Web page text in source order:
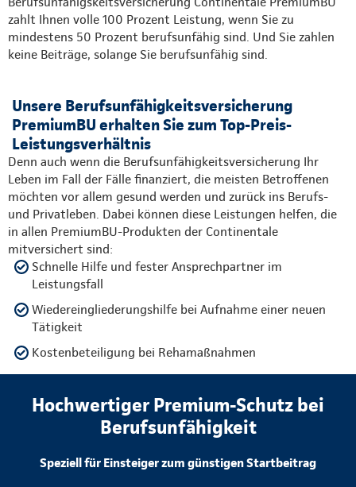
zahlt Ihnen volle 100 Prozent Leistung, wenn Sie zu
mindestens 50 Prozent berufsunfähig sind. Und Sie zahlen
keine Beiträge, solange Sie berufsunfähig sind.
Unsere Berufsunfähigkeitsversicherung
PremiumBU erhalten Sie zum Top-Preis-
Leistungsverhältnis
Denn auch wenn die Berufsunfähigkeitsversicherung Ihr
Leben im Fall der Fälle finanziert, die meisten Betroffenen
möchten vor allem gesund werden und zurück ins Berufs-
und Privatleben. Dabei können diese Leistungen helfen, die
in allen PremiumBU-Produkten der Continentale
mitversichert sind:
Schnelle Hilfe und fester Ansprechpartner im
Leistungsfall
Wiedereingliederungshilfe bei Aufnahme einer neuen
Tätigkeit
Kostenbeteiligung bei Rehamaßnahmen
Hochwertiger Premium-Schutz bei
Berufsunfähigkeit
Speziell für Einsteiger zum günstigen Startbeitrag